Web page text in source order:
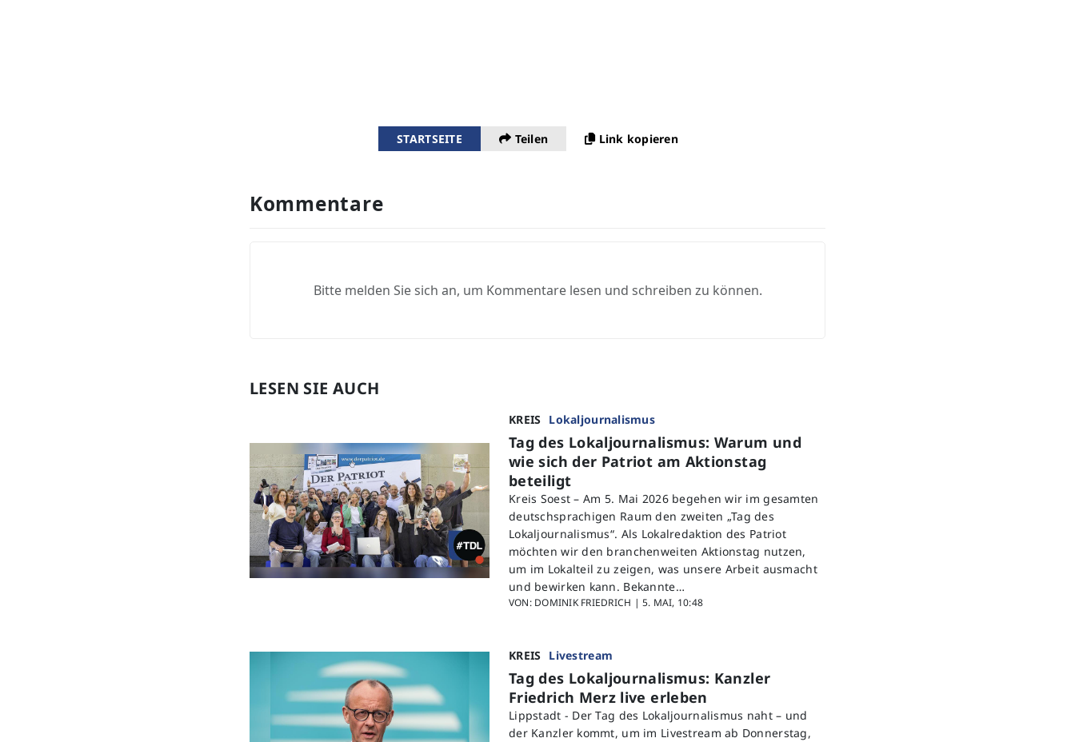
STARTSEITE Teilen Link kopieren
Kommentare
Bitte melden Sie sich an, um Kommentare lesen und schreiben zu können.
LESEN SIE AUCH
KREIS Lokaljournalismus
Tag des Lokaljournalismus: Warum und
wie sich der Patriot am Aktionstag
beteiligt
Kreis Soest – Am 5. Mai 2026 begehen wir im gesamten
deutschsprachigen Raum den zweiten „Tag des
Lokaljournalismus“. Als Lokalredaktion des Patriot
möchten wir den branchenweiten Aktionstag nutzen,
um im Lokalteil zu zeigen, was unsere Arbeit ausmacht
und bewirken kann. Bekannte…
VON: DOMINIK FRIEDRICH |5. MAI, 10:48
KREIS Livestream
Tag des Lokaljournalismus: Kanzler
Friedrich Merz live erleben
Lippstadt - Der Tag des Lokaljournalismus naht – und
der Kanzler kommt, um im Livestream ab Donnerstag,